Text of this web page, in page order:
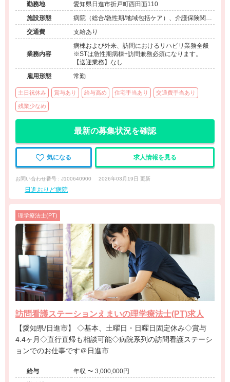
勤務地
愛知県日進市折戸町西田面110
施設形態
病院（総合/急性期/地域包括ケア）、介護保険関連
施設（訪問看護・リハ）、その他（地域包括）
交通費 支給あり
業務内容
病棟および外来、訪問におけるリハビリ業務全般
※STは急性期病棟+訪問兼務必須になります。
【送迎業務】なし
雇用形態
常勤
土日祝休み 賞与あり 給与高め 住宅手当あり 交通費手当あり
残業少なめ
最新の募集状況を確認
気になる 求人情報を見る
お問い合わせ番号 : J100640900 2026年03月19日 更新
日進おりど病院
理学療法士(PT)
訪問看護ステーションえまいの理学療法士(PT)求人
【愛知県/日進市】 ◇基本、土曜日・日曜日固定休み◇賞与
4.4ヶ月◇直行直帰も相談可能◇病院系列の訪問看護ステーシ
ョンでのお仕事です＠日進市
給与
年収 〜 3,000,000円